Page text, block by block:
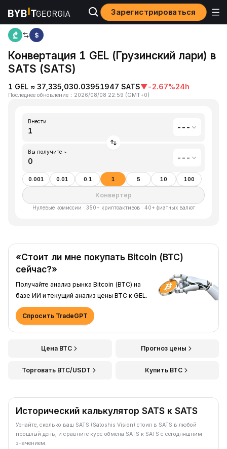
Зарегистрироваться
Home Грузинский лари(GEL) to Satoshis Vision(SATS)
$
Конвертация 1 GEL (Грузинский лари) в
SATS (SATS)
1 GEL ≈ 37,335,030.03951947 SATS▼-2.67%24h
Последнее обновление ： 2026/08/08 22:59 (GMT+0)
Внести
---
Вы получите ~
---
0.001 0.01 0.1 1 5 10 100
Конвертер
Нулевые комиссии · 350+ криптоактивов · 40+ фиатных валют
«Стоит ли мне покупать Bitcoin (BTC)
сейчас?»
Получайте анализ рынка Bitcoin (BTC) на
базе ИИ и текущий анализ цены BTC к GEL.
Спросить TradeGPT
Цена BTC Прогноз цены
Торговать BTC/USDT Купить BTC
Исторический калькулятор SATS к SATS
Узнайте, сколько ваш SATS (Satoshis Vision) стоил в SATS в любой
прошлый день, и сравните курс обмена SATS к SATS с сегодняшним
значением.